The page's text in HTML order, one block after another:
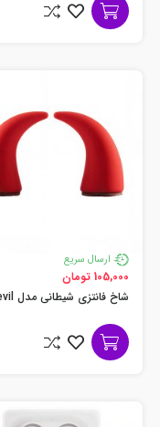
ارسال سریع
105,000 تومان
شاخ فانتزی شیطانی مدل Devil